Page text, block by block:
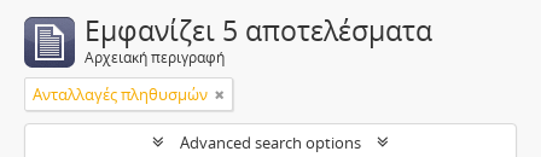
Εμφανίζει 5 αποτελέσματα
Αρχειακή περιγραφή
Ανταλλαγές πληθυσμών
Advanced search options